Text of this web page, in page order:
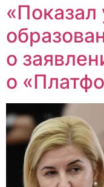
«Показал
о
о